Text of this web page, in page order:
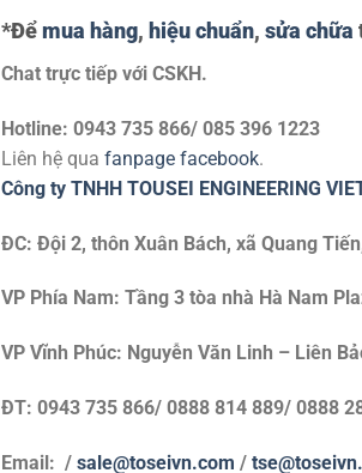
*Đểmua hàng, hiệu chuẩn, sửa chữa
Chat trực tiếp với CSKH.
Hotline: 0943 735 866/ 085 396 1223
Liên hệ qua fanpage facebook.
Công ty TNHH TOUSEI ENGINEERING
ĐC: Đội 2, thôn Xuân Bách, xã Quang
VP Phía Nam: Tầng 3 tòa nhà Hà Nam
VP Vĩnh Phúc: Nguyễn Văn Linh – Liên
ĐT: 0943 735 866/ 0888 814 889/ 0888
Email: / sale@toseivn.com /